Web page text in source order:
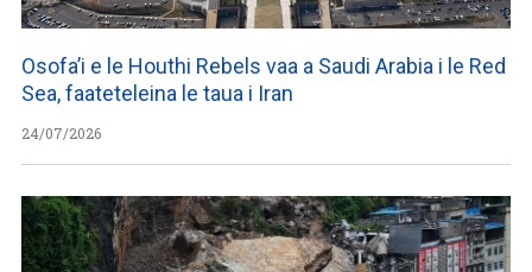
Osofa’i e le Houthi Rebels vaa a Saudi Arabia i le Red
Sea, faateteleina le taua i Iran
24/07/2026